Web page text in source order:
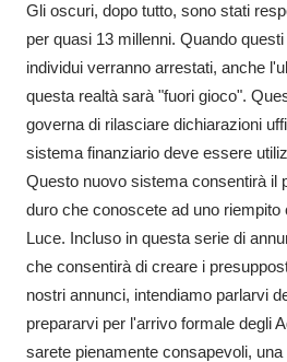
Gli oscuri, dopo tutto, sono stati
per quasi 13 millenni. Quando
individui verranno arrestati, anche
questa realtà sarà "fuori gioco".
governa di rilasciare dichiarazioni
sistema finanziario deve essere
Questo nuovo sistema consentirà il
duro che conoscete ad uno riempito
Luce. Incluso in questa serie di
che consentirà di creare i
nostri annunci, intendiamo parlarvi
prepararvi per l'arrivo formale degli
sarete pienamente consapevoli,